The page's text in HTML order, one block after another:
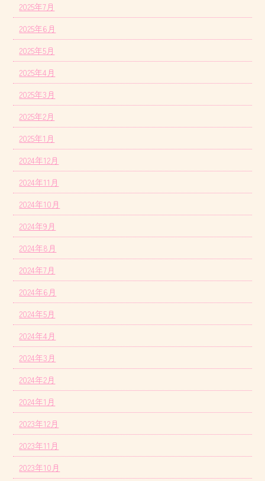
2025年7月
2025年6月
2025年5月
2025年4月
2025年3月
2025年2月
2025年1月
2024年12月
2024年11月
2024年10月
2024年9月
2024年8月
2024年7月
2024年6月
2024年5月
2024年4月
2024年3月
2024年2月
2024年1月
2023年12月
2023年11月
2023年10月